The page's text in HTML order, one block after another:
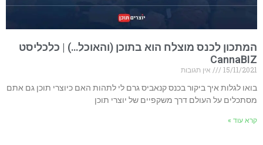
המתכון לכנס מוצלח הוא בתוכן (והאוכל…) | כלכליסט
CannaBIZ
15/11/2021
אין תגובות
בואו לגלות איך ביקור בכנס קנאביס גרם לי לתהות האם כיוצרי תוכן גם אתם
מסתכלים על העולם דרך משקפיים של יוצרי תוכן
קרא עוד »